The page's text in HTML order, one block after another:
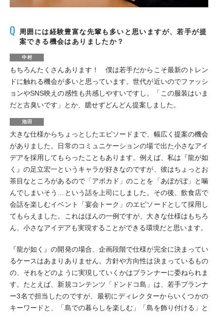
周囲には経験豊富な先輩も多いと思いますが、若手が提
案できる機会はありましたか？
中村
もちろんたくさんあります！ 僕は若手だからこそ最新のトレン
ドに触れる機会が多いと思っています。世代が近いのでファッシ
ョンやSNS映えの感性も共感しやすいですし。「この服装はいま
だと古臭いです」とか、臆せずどんどん提案しました。
池田
大きな仕様からちょっとしたエピソードまで、幅広く提案の機会
がありました。日常のコミュニケーションの場で出た小さなアイ
デアを採用してもらったこともあります。例えば、私は『龍が如
く』の足立宏一というキャラが好きなのですが、彼はちょっとお
茶目なところがあるので「アボカド」のことを「あぼがぼ」と噛
んでしまいそう…という話を上司にしました。その後、飲食店で
会話を楽しむイベント「宴会トーク」のエピソードとして採用し
てもらえました。これはほんの一例ですが、大きな仕様はもちろ
ん、小さなアイデアも実現することができる環境だと思います。
『龍が如く』の開発の場合、企画段階で仕様が完全に決まってい
るケースはあまりありません。方針や方向性は決まっているもの
の、それをどのように実現していくかはプランナーに委ねられま
す。たとえば、新規コンテンツ「ドンドコ島」は、若手プランナ
ー3名で担当したのですが、最初にディレクターからいくつかの
キーワードと、「島での暮らしを楽しむ」「島を飾り付ける」と